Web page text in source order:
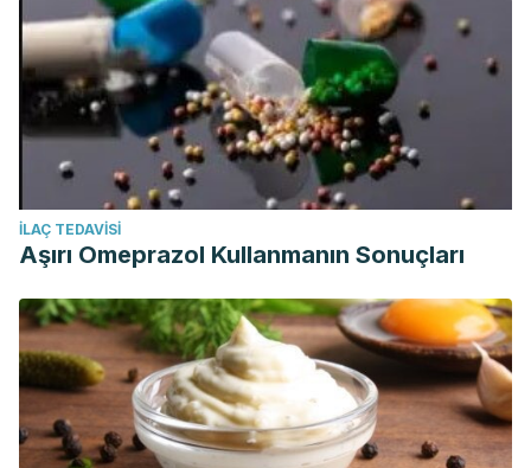
İLAÇ TEDAVISI
Aşırı Omeprazol Kullanmanın Sonuçları